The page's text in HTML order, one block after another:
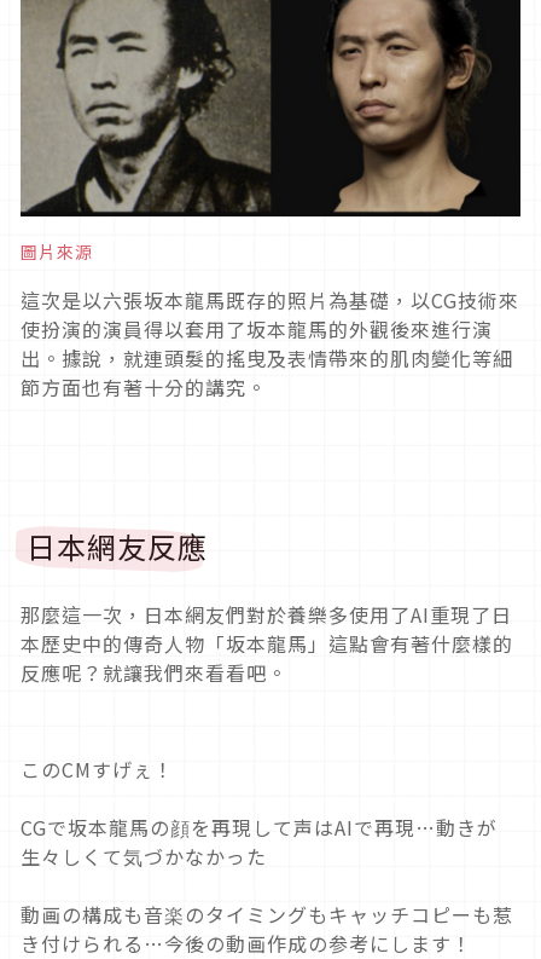
圖片來源
這次是以六張坂本龍馬既存的照片為基礎，以CG技術來
使扮演的演員得以套用了坂本龍馬的外觀後來進行演
出。據說，就連頭髮的搖曳及表情帶來的肌肉變化等細
節方面也有著十分的講究。
日本網友反應
那麼這一次，日本網友們對於養樂多使用了AI重現了日
本歷史中的傳奇人物「坂本龍馬」這點會有著什麼樣的
反應呢？就讓我們來看看吧。
このCMすげぇ！
CGで坂本龍馬の顔を再現して声はAIで再現…動きが
生々しくて気づかなかった
動画の構成も音楽のタイミングもキャッチコピーも惹
き付けられる…今後の動画作成の参考にします！